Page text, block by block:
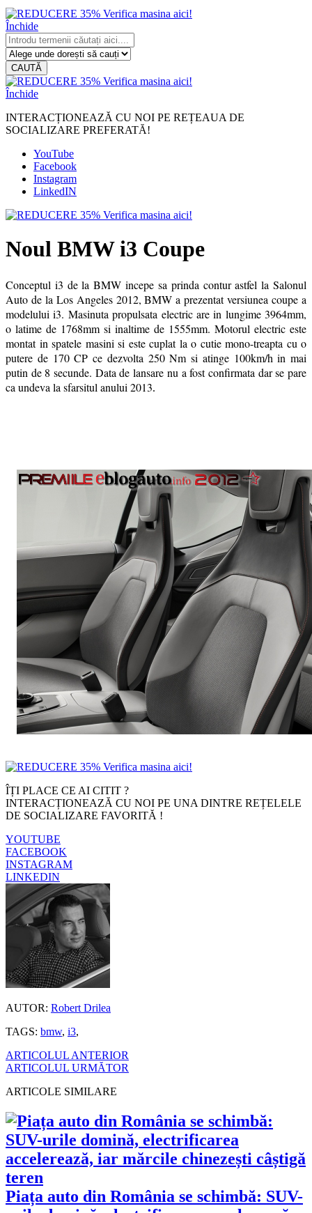
Închide
CAUTĂ
Închide
INTERACȚIONEAZĂ CU NOI PE REȚEAUA DE
SOCIALIZARE PREFERATĂ!
YouTube
Facebook
Instagram
LinkedIN
Noul BMW i3 Coupe
Conceptul i3 de la BMW incepe sa prinda contur astfel la Salonul
Auto de la Los Angeles 2012, BMW a prezentat versiunea coupe a
modelului i3. Masinuta propulsata electric are in lungime 3964mm,
o latime de 1768mm si inaltime de 1555mm. Motorul electric este
montat in spatele masini si este cuplat la o cutie mono-treapta cu o
putere de 170 CP ce dezvolta 250 Nm si atinge 100km/h in mai
putin de 8 secunde. Data de lansare nu a fost confirmata dar se pare
ca undeva la sfarsitul anului 2013.
ÎȚI PLACE CE AI CITIT ?
INTERACȚIONEAZĂ CU NOI PE UNA DINTRE REȚELELE
DE SOCIALIZARE FAVORITĂ !
YOUTUBE
FACEBOOK
INSTAGRAM
LINKEDIN
AUTOR: Robert Drilea
TAGS: bmw, i3,
ARTICOLUL ANTERIOR
ARTICOLUL URMĂTOR
ARTICOLE SIMILARE
Piața auto din România se schimbă: SUV-